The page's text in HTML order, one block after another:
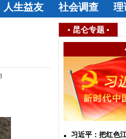
人生益友 社会调查 理
• 昆仑专题 •
习近平：把红色